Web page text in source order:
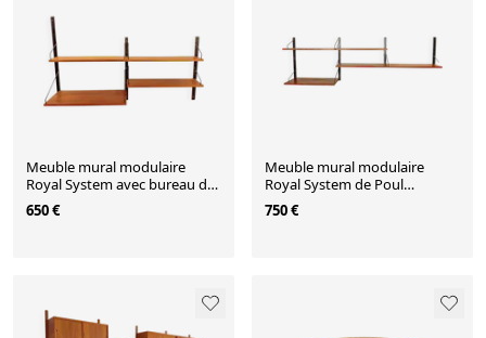
Meuble mural modulaire
Royal System avec bureau de
Poul Cadovius
650 €
Meuble mural modulaire
Royal System de Poul
Cadovius
750 €